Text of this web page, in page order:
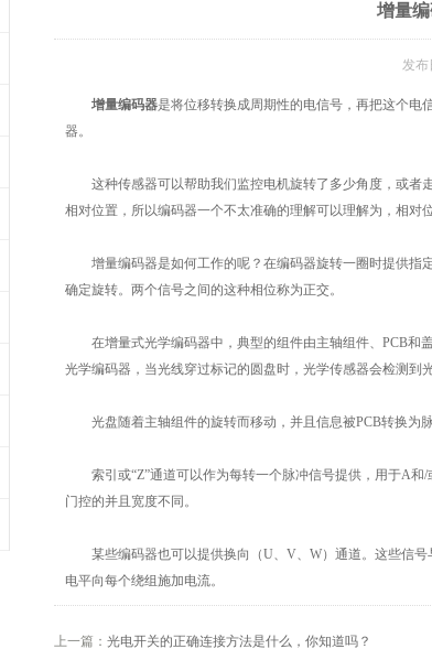
增量
发
增量编码器是将位移转换成周期性的电信号，再把这个电
器。
这种传感器可以帮助我们监控电机旋转了多少角度，或者
相对位置，所以编码器一个不太准确的理解可以理解为，相对
增量编码器是如何工作的呢？在编码器旋转一圈时提供指定
确定旋转。两个信号之间的这种相位称为正交。
在增量式光学编码器中，典型的组件由主轴组件、PCB和
光学编码器，当光线穿过标记的圆盘时，光学传感器会检测到光
光盘随着主轴组件的旋转而移动，并且信息被PCB转换为脉
索引或“Z”通道可以作为每转一个脉冲信号提供，用于A和/
门控的并且宽度不同。
某些编码器也可以提供换向（U、V、W）通道。这些信号
电平向每个绕组施加电流。
上一篇： 光电开关的正确连接方法是什么，你知道吗？